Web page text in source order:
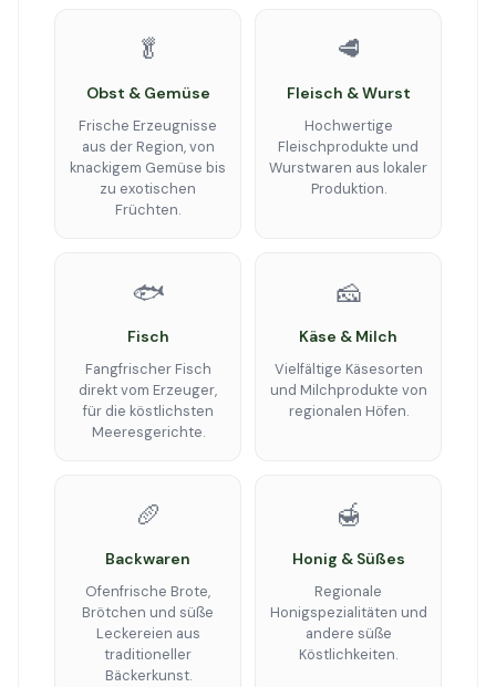
🥬
Obst & Gemüse
Frische Erzeugnisse
aus der Region, von
knackigem Gemüse bis
zu exotischen
Früchten.
🥩
Fleisch & Wurst
Hochwertige
Fleischprodukte und
Wurstwaren aus lokaler
Produktion.
🐟
Fisch
Fangfrischer Fisch
direkt vom Erzeuger,
für die köstlichsten
Meeresgerichte.
🧀
Käse & Milch
Vielfältige Käsesorten
und Milchprodukte von
regionalen Höfen.
🥖
Backwaren
Ofenfrische Brote,
Brötchen und süße
Leckereien aus
traditioneller
Bäckerkunst.
🍯
Honig & Süßes
Regionale
Honigspezialitäten und
andere süße
Köstlichkeiten.